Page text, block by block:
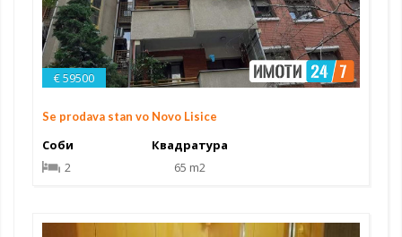
€ 59500
Se prodava stan vo Novo Lisice
Соби
2
Квадратура
65 m2